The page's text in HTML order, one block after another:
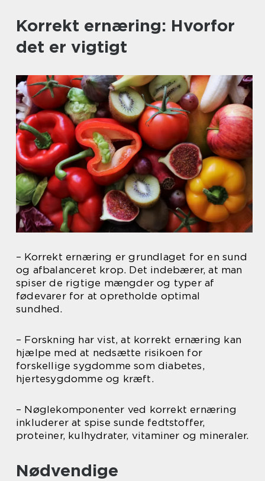
Korrekt ernæring: Hvorfor
det er vigtigt
– Korrekt ernæring er grundlaget for en sund
og afbalanceret krop. Det indebærer, at man
spiser de rigtige mængder og typer af
fødevarer for at opretholde optimal
sundhed.
– Forskning har vist, at korrekt ernæring kan
hjælpe med at nedsætte risikoen for
forskellige sygdomme som diabetes,
hjertesygdomme og kræft.
– Nøglekomponenter ved korrekt ernæring
inkluderer at spise sunde fedtstoffer,
proteiner, kulhydrater, vitaminer og mineraler.
Nødvendige